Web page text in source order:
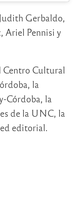
Gerbaldo,
Ariel Pennisi y
Centro Cultural
la
Córdoba, la
de la UNC, la
editorial.